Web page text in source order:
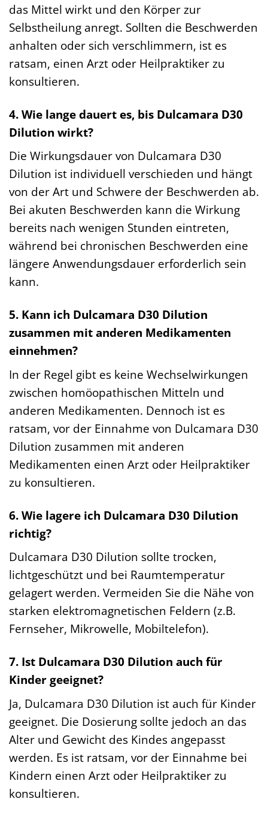
das Mittel wirkt und den Körper zur
Selbstheilung anregt. Sollten die Beschwerden
anhalten oder sich verschlimmern, ist es
ratsam, einen Arzt oder Heilpraktiker zu
konsultieren.
4. Wie lange dauert es, bis Dulcamara D30
Dilution wirkt?
Die Wirkungsdauer von Dulcamara D30
Dilution ist individuell verschieden und hängt
von der Art und Schwere der Beschwerden ab.
Bei akuten Beschwerden kann die Wirkung
bereits nach wenigen Stunden eintreten,
während bei chronischen Beschwerden eine
längere Anwendungsdauer erforderlich sein
kann.
5. Kann ich Dulcamara D30 Dilution
zusammen mit anderen Medikamenten
einnehmen?
In der Regel gibt es keine Wechselwirkungen
zwischen homöopathischen Mitteln und
anderen Medikamenten. Dennoch ist es
ratsam, vor der Einnahme von Dulcamara D30
Dilution zusammen mit anderen
Medikamenten einen Arzt oder Heilpraktiker
zu konsultieren.
6. Wie lagere ich Dulcamara D30 Dilution
richtig?
Dulcamara D30 Dilution sollte trocken,
lichtgeschützt und bei Raumtemperatur
gelagert werden. Vermeiden Sie die Nähe von
starken elektromagnetischen Feldern (z.B.
Fernseher, Mikrowelle, Mobiltelefon).
7. Ist Dulcamara D30 Dilution auch für
Kinder geeignet?
Ja, Dulcamara D30 Dilution ist auch für Kinder
geeignet. Die Dosierung sollte jedoch an das
Alter und Gewicht des Kindes angepasst
werden. Es ist ratsam, vor der Einnahme bei
Kindern einen Arzt oder Heilpraktiker zu
konsultieren.